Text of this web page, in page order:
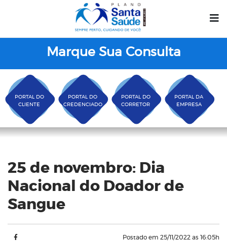
Marque Sua Consulta
PORTAL DO
CLIENTE
PORTAL DO
CREDENCIADO
PORTAL DO
CORRETOR
PORTAL DA
EMPRESA
Blog
25 de novembro: Dia
Nacional do Doador de
Sangue
Postado em 25/11/2022 as 16:05h